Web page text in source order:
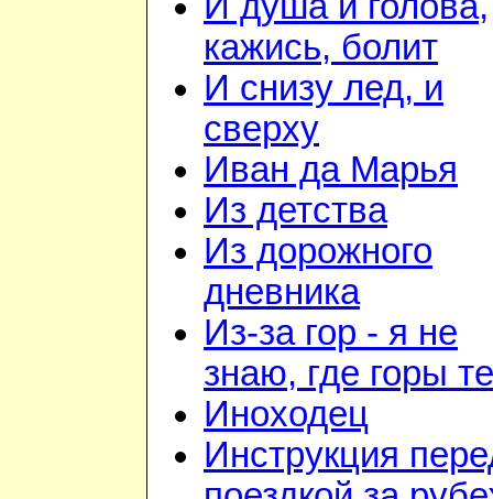
кажись, болит
И снизу лед, и
сверху
Иван да Марья
Из детства
Из дорожного
дневника
Из-за гор - я не
знаю, где горы те
Иноходец
Инструкция